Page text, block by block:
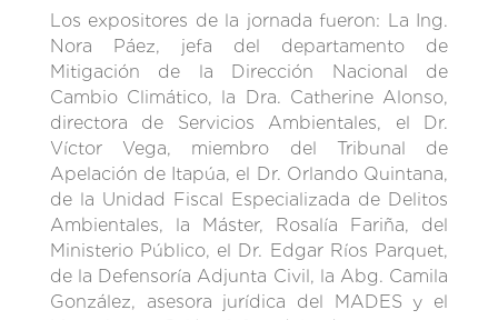
Los expositores de la jornada fueron: La Ing.
Nora Páez, jefa del departamento de
Mitigación de la Dirección Nacional de
Cambio Climático, la Dra. Catherine Alonso,
directora de Servicios Ambientales, el Dr.
Víctor Vega, miembro del Tribunal de
Apelación de Itapúa, el Dr. Orlando Quintana,
de la Unidad Fiscal Especializada de Delitos
Ambientales, la Máster, Rosalía Fariña, del
Ministerio Público, el Dr. Edgar Ríos Parquet,
de la Defensoría Adjunta Civil, la Abg. Camila
González, asesora jurídica del MADES y el